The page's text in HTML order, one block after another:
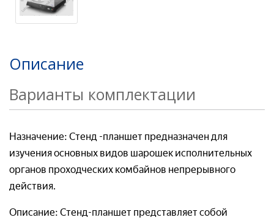
Описание
Варианты комплектации
Назначение: Стенд -планшет предназначен для
изучения основных видов шарошек исполнительных
органов проходческих комбайнов непрерывного
действия.
Описание: Стенд-планшет представляет собой
Товар*
Организация*
Номер телефон *
Организация*
Номер телефон*
Ваш вопрос:*
Ваш e-mail*
Товар*
Номер телефона*